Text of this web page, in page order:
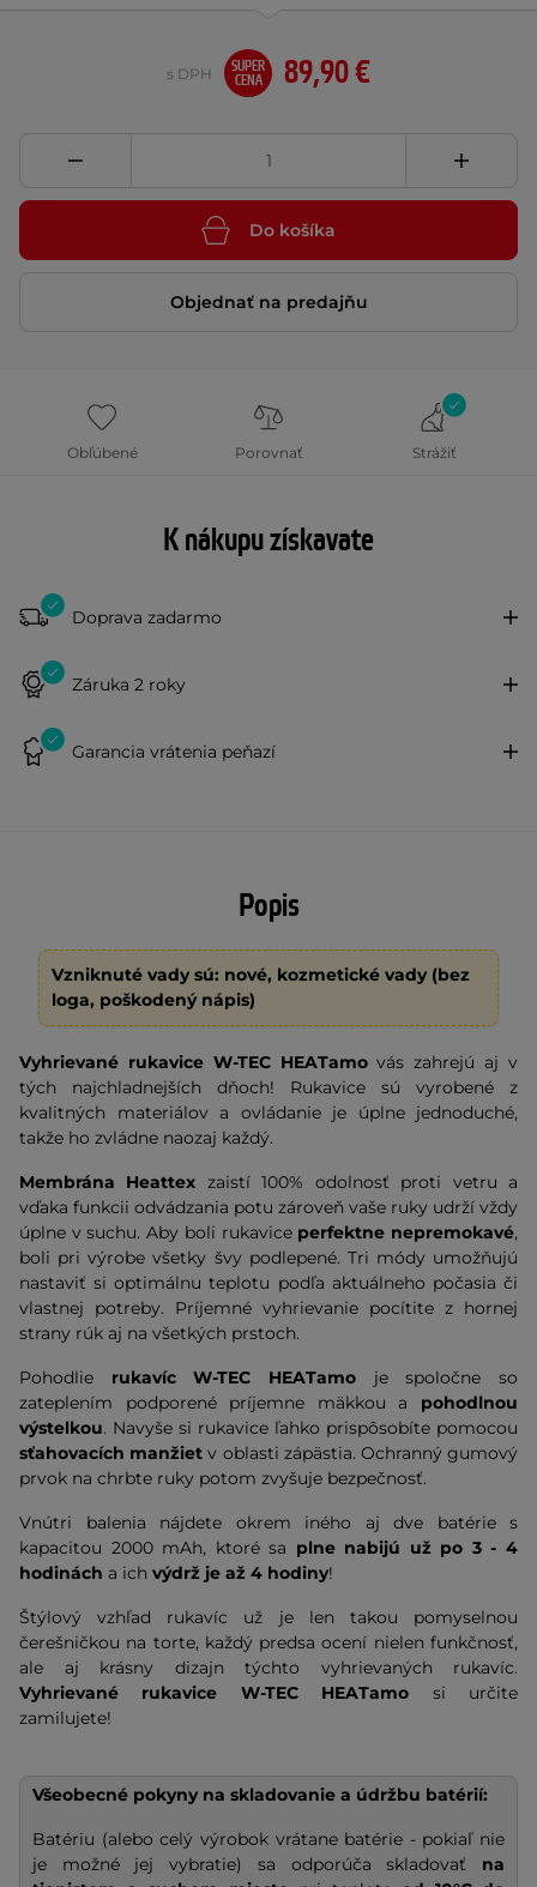
89,90 €
s DPH
SUPER
CENA
Do košíka
Objednať na predajňu
Obľúbené Porovnať Strážiť
K nákupu získavate
Doprava zadarmo
Záruka 2 roky
Garancia vrátenia peňazí
Popis
Vzniknuté vady sú: nové, kozmetické vady (bez
loga, poškodený nápis)
Vyhrievané rukavice W-TEC HEATamovás zahrejú aj v
tých najchladnejších dňoch! Rukavice sú vyrobené z
kvalitných materiálov a ovládanie je úplne jednoduché,
takže ho zvládne naozaj každý.
Membrána Heattex zaistí 100% odolnosť proti vetru a
vďaka funkcii odvádzania potu zároveň vaše ruky udrží vždy
úplne v suchu. Aby boli rukavice perfektne nepremokavé,
boli pri výrobe všetky švy podlepené. Tri módy umožňujú
nastaviť si optimálnu teplotu podľa aktuálneho počasia či
vlastnej potreby. Príjemné vyhrievanie pocítite z hornej
strany rúk aj na všetkých prstoch.
Pohodlie rukavíc W-TEC HEATamo je spoločne so
zateplením podporené príjemne mäkkou a pohodlnou
výstelkou. Navyše si rukavice ľahko prispôsobíte pomocou
sťahovacích manžiet v oblasti zápästia. Ochranný gumový
prvok na chrbte ruky potom zvyšuje bezpečnosť.
Vnútri balenia nájdete okrem iného aj dve batérie s
kapacitou 2000 mAh, ktoré sa plne nabijú už po 3 - 4
hodinách a ich výdrž je až 4 hodiny!
Štýlový vzhľad rukavíc už je len takou pomyselnou
čerešničkou na torte, každý predsa ocení nielen funkčnosť,
ale aj krásny dizajn týchto vyhrievaných rukavíc.
Vyhrievané rukavice W-TEC HEATamo si určite
zamilujete!
Všeobecné pokyny na skladovanie a údržbu batérií:
Batériu (alebo celý výrobok vrátane batérie - pokiaľ nie
je možné jej vybratie) sa odporúča skladovať na